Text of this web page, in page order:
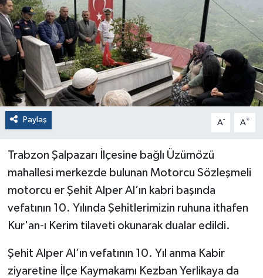
Paylaş A- A+
Trabzon Şalpazarı İlçesine bağlı Üzümözü
mahallesi merkezde bulunan Motorcu Sözleşmeli
motorcu er Şehit Alper Al’ın kabri başında
vefatının 10. Yılında Şehitlerimizin ruhuna ithafen
Kur'an-ı Kerim tilaveti okunarak dualar edildi.
Şehit Alper Al’ın vefatının 10. Yıl anma Kabir
ziyaretine İlçe Kaymakamı Kezban Yerlikaya da